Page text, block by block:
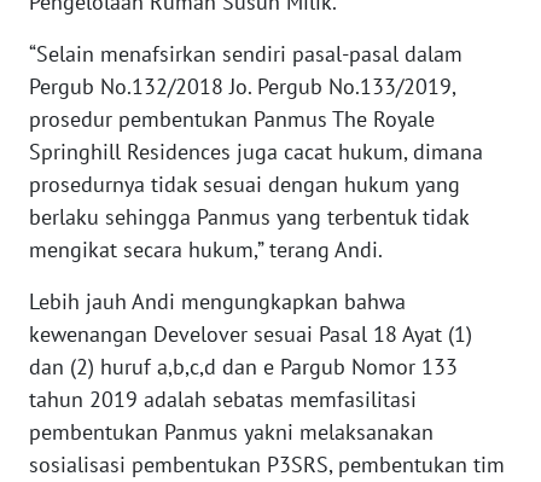
“Selain menafsirkan sendiri pasal-pasal dalam
Pergub No.132/2018 Jo. Pergub No.133/2019,
prosedur pembentukan Panmus The Royale
Springhill Residences juga cacat hukum, dimana
prosedurnya tidak sesuai dengan hukum yang
berlaku sehingga Panmus yang terbentuk tidak
mengikat secara hukum,” terang Andi.
Lebih jauh Andi mengungkapkan bahwa
kewenangan Develover sesuai Pasal 18 Ayat (1)
dan (2) huruf a,b,c,d dan e Pargub Nomor 133
tahun 2019 adalah sebatas memfasilitasi
pembentukan Panmus yakni melaksanakan
sosialisasi pembentukan P3SRS, pembentukan tim
WN
WN
KALTIM
WN
SULSEL
GORONTALO
WN
SULUT
WN